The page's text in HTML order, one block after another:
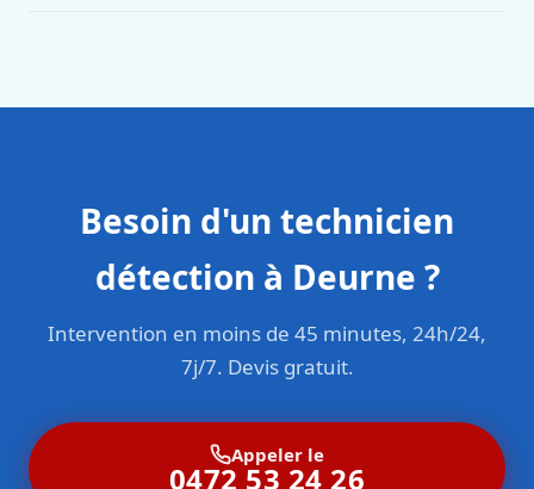
Besoin d'un technicien
détection à Deurne ?
Intervention en moins de 45 minutes, 24h/24,
7j/7. Devis gratuit.
Appeler le
0472 53 24 26